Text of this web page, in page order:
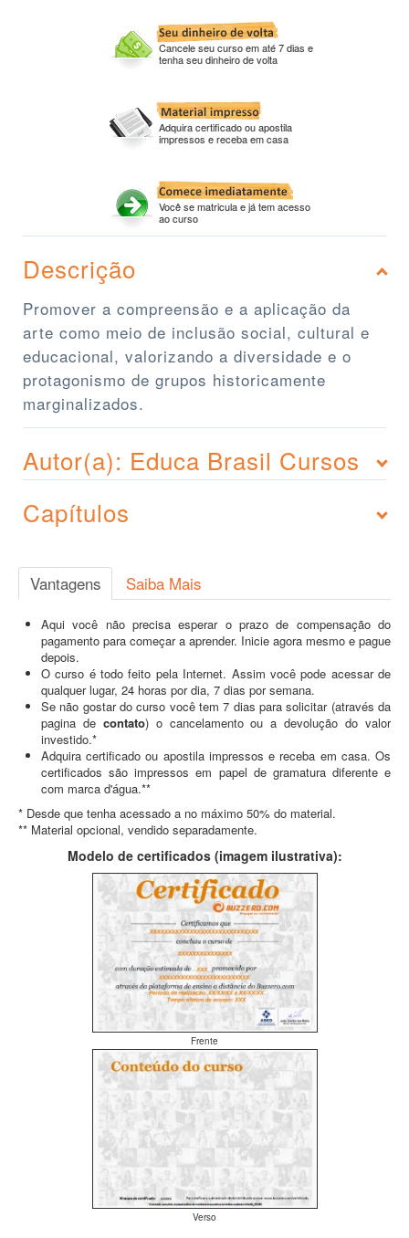
Cancele seu curso em até 7 dias e
tenha seu dinheiro de volta
Adquira certificado ou apostila
impressos e receba em casa
Você se matricula e já tem acesso
ao curso
Descrição
Promover a compreensão e a aplicação da
arte como meio de inclusão social, cultural e
educacional, valorizando a diversidade e o
protagonismo de grupos historicamente
marginalizados.
Autor(a): Educa Brasil Cursos
Capítulos
Vantagens Saiba Mais
Aqui você não precisa esperar o prazo de compensação do
pagamento para começar a aprender. Inicie agora mesmo e pague
depois.
O curso é todo feito pela Internet. Assim você pode acessar de
qualquer lugar, 24 horas por dia, 7 dias por semana.
Se não gostar do curso você tem 7 dias para solicitar (através da
pagina de contato) o cancelamento ou a devolução do valor
investido.*
Adquira certificado ou apostila impressos e receba em casa. Os
certificados são impressos em papel de gramatura diferente e
com marca d'água.**
* Desde que tenha acessado a no máximo 50% do material.
** Material opcional, vendido separadamente.
Modelo de certificados (imagem ilustrativa):
Frente
Verso